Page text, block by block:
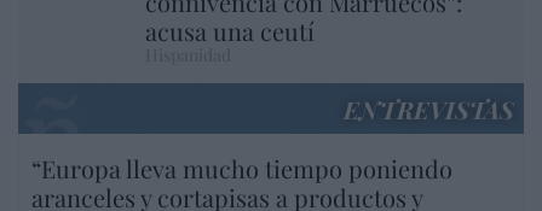
acusa una ceutí
ENTREVISTAS
“Europa lleva mucho tiempo poniendo
aranceles y cortapisas a productos y